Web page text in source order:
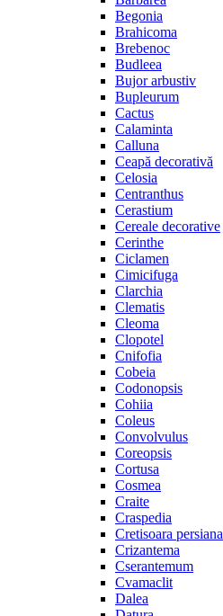
Begonia
Brahicoma
Brebenoc
Budleea
Bujor arbustiv
Bupleurum
Cactus
Calaminta
Calluna
Ceapă decorativă
Celosia
Centranthus
Cerastium
Cereale decorative
Cerinthe
Ciclamen
Cimicifuga
Clarchia
Clematis
Cleoma
Clopotel
Cnifofia
Cobeia
Codonopsis
Cohiia
Coleus
Convolvulus
Coreopsis
Cortusa
Cosmea
Craite
Craspedia
Cretisoara persiana
Crizantema
Cserantemum
Cvamaclit
Dalea